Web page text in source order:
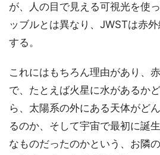
が、人の目で見える可視光を使
ッブルとは異なり、JWSTは赤
する。
これにはもちろん理由があり、
で、たとえば火星に水があるか
ら、太陽系の外にある天体がど
るのか、そして宇宙で最初に誕
なものだったのかという、お隣